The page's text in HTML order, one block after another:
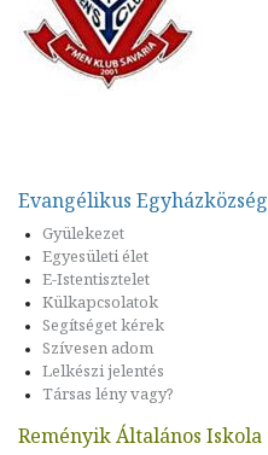
Evangélikus Egyházközség
Gyülekezet
Egyesületi élet
E-Istentisztelet
Külkapcsolatok
Segítséget kérek
Szívesen adom
Lelkészi jelentés
Társas lény vagy?
Reményik Általános Iskola